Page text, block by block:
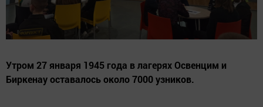
Утром 27 января 1945 года в лагерях Освенцим и
Биркенау оставалось около 7000 узников.